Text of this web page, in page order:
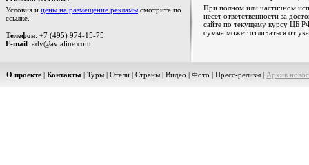
Условия и цены на размещение рекламы смотрите по
ссылке.
Телефон: +7 (495) 974-15-75
E-mail: adv@avialine.com
При полном или частичном
несет ответственности за
сайте по текущему курсу ЦБ
сумма может отличаться от
О проекте | Контакты | Туры | Отели | Страны | Видео | Фото | Пресс-релизы | Архив